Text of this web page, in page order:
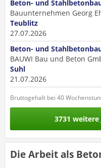
Beton- und
Bauunternehmen Georg
Teublitz
27.07.2026
Beton- und
BAUWI Bau und Beton
Suhl
21.07.2026
Bruttogehalt bei 40
3731 weitere
Die Arbeit als